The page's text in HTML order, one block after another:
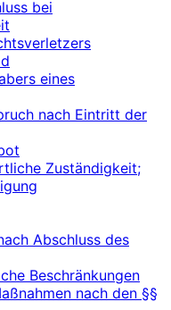
bei
eines
nach Eintritt der
Zuständigkeit;
Abschluss des
Beschränkungen
nach den §§